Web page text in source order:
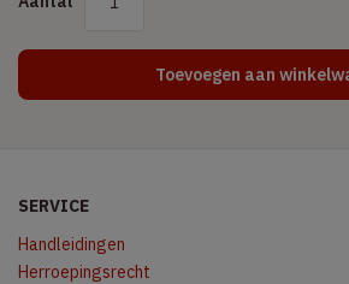
Toevoegen aan
SERVICE
Handleidingen
Herroepingsrecht